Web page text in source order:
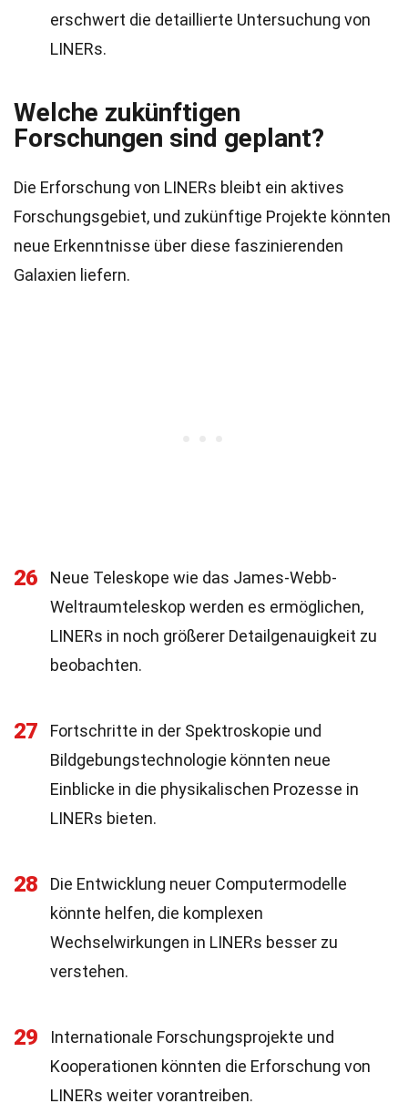
erschwert die detaillierte Untersuchung von
LINERs.
Welche zukünftigen
Forschungen sind geplant?
Die Erforschung von LINERs bleibt ein aktives
Forschungsgebiet, und zukünftige Projekte könnten
neue Erkenntnisse über diese faszinierenden
Galaxien liefern.
26
Neue Teleskope wie das James-Webb-
Weltraumteleskop werden es ermöglichen,
LINERs in noch größerer Detailgenauigkeit zu
beobachten.
27
Fortschritte in der Spektroskopie und
Bildgebungstechnologie könnten neue
Einblicke in die physikalischen Prozesse in
LINERs bieten.
28
Die Entwicklung neuer Computermodelle
könnte helfen, die komplexen
Wechselwirkungen in LINERs besser zu
verstehen.
29
Internationale Forschungsprojekte und
Kooperationen könnten die Erforschung von
LINERs weiter vorantreiben.